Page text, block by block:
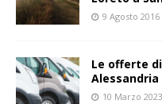
9 Agosto 2016
Le offerte
Alessandria
10 Marzo 2023